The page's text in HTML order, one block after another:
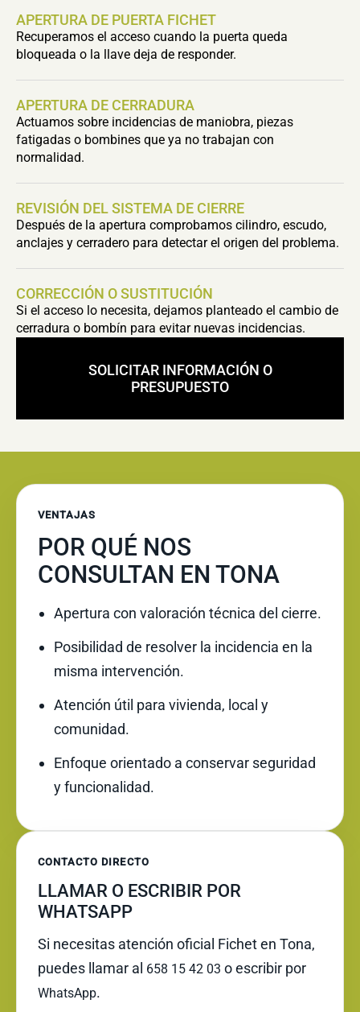
APERTURA DE PUERTA FICHET
Recuperamos el acceso cuando la puerta queda
bloqueada o la llave deja de responder.
APERTURA DE CERRADURA
Actuamos sobre incidencias de maniobra, piezas
fatigadas o bombines que ya no trabajan con
normalidad.
REVISIÓN DEL SISTEMA DE CIERRE
Después de la apertura comprobamos cilindro, escudo,
anclajes y cerradero para detectar el origen del problema.
CORRECCIÓN O SUSTITUCIÓN
Si el acceso lo necesita, dejamos planteado el cambio de
cerradura o bombín para evitar nuevas incidencias.
SOLICITAR INFORMACIÓN O
PRESUPUESTO
VENTAJAS
POR QUÉ NOS
CONSULTAN EN TONA
Apertura con valoración técnica del cierre.
Posibilidad de resolver la incidencia en la
misma intervención.
Atención útil para vivienda, local y
comunidad.
Enfoque orientado a conservar seguridad
y funcionalidad.
CONTACTO DIRECTO
LLAMAR O ESCRIBIR POR
WHATSAPP
Si necesitas atención oficial Fichet en Tona,
puedes llamar al 658 15 42 03 o escribir por
WhatsApp.